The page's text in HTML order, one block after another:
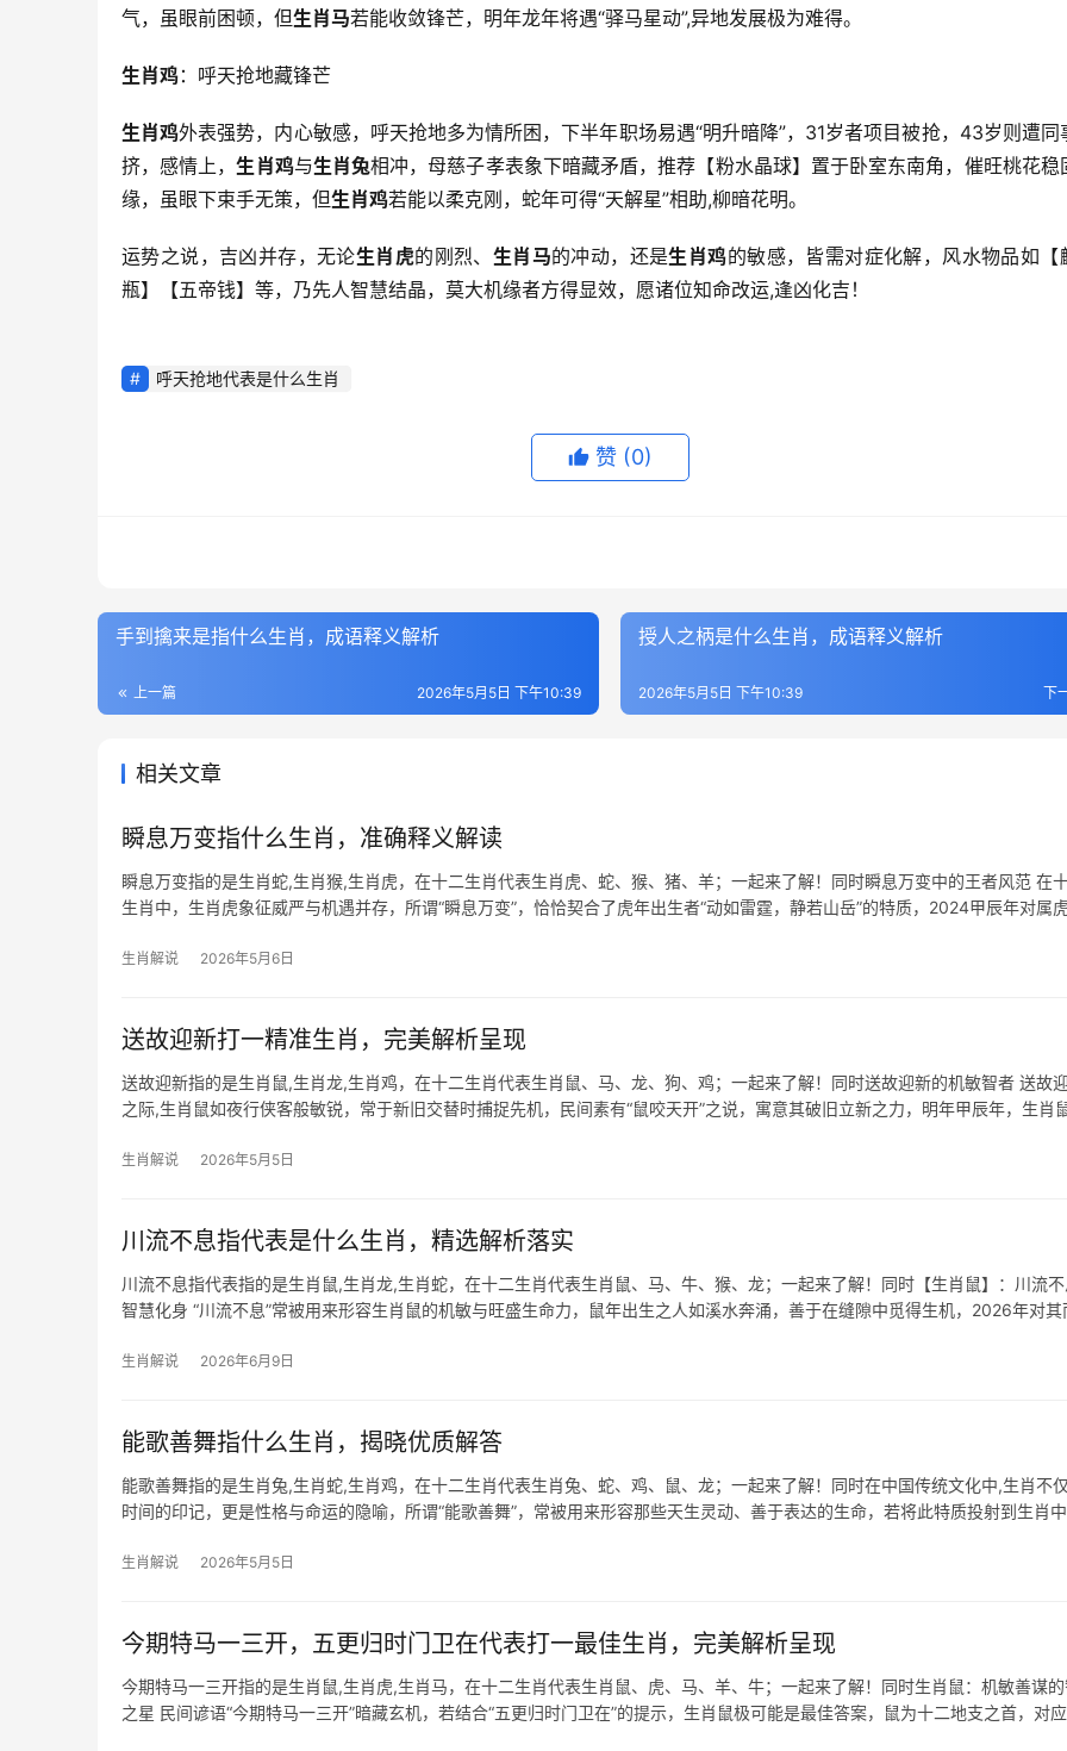
气，虽眼前困顿，但生肖马若能收敛锋芒，明年龙年将遇“驿马星动”,异地发展极为难得。
生肖鸡：呼天抢地藏锋芒
生肖鸡外表强势，内心敏感，呼天抢地多为情所困，下半年职场易遇“明升暗降”，31岁者项目被抢，43岁则遭同
挤，感情上，生肖鸡与生肖兔相冲，母慈子孝表象下暗藏矛盾，推荐【粉水晶球】置于卧室东南角，催旺桃花稳
缘，虽眼下束手无策，但生肖鸡若能以柔克刚，蛇年可得“天解星”相助,柳暗花明。
运势之说，吉凶并存，无论生肖虎的刚烈、 生肖马的冲动，还是生肖鸡的敏感，皆需对症化解，风水物品如【
瓶】【五帝钱】等，乃先人智慧结晶，莫大机缘者方得显效，愿诸位知命改运,逢凶化吉！
呼天抢地代表是什么生肖
赞 (0)
手到擒来是指什么生肖，成语释义解析
上一篇 2026年5月5日 下午10:39
授人之柄是什么生肖，成语释义解析
下
2026年5月5日 下午10:39
相关文章
瞬息万变指什么生肖，准确释义解读
瞬息万变指的是生肖蛇,生肖猴,生肖虎，在十二生肖代表生肖虎、蛇、猴、猪、羊；一起来了解！同时瞬息万变中的王者风范 在
生肖中，生肖虎象征威严与机遇并存，所谓“瞬息万变”，恰恰契合了虎年出生者“动如雷霆，静若山岳”的特质，2024甲辰年对属
生肖解说 2026年5月6日
送故迎新打一精准生肖，完美解析呈现
送故迎新指的是生肖鼠,生肖龙,生肖鸡，在十二生肖代表生肖鼠、马、龙、狗、鸡；一起来了解！同时送故迎新的机敏智者 送故
之际,生肖鼠如夜行侠客般敏锐，常于新旧交替时捕捉先机，民间素有“鼠咬天开”之说，寓意其破旧立新之力，明年甲辰年，生肖
生肖解说 2026年5月5日
川流不息指代表是什么生肖，精选解析落实
川流不息指代表指的是生肖鼠,生肖龙,生肖蛇，在十二生肖代表生肖鼠、马、牛、猴、龙；一起来了解！同时【生肖鼠】：川流
智慧化身 “川流不息”常被用来形容生肖鼠的机敏与旺盛生命力，鼠年出生之人如溪水奔涌，善于在缝隙中觅得生机，2026年对其
生肖解说 2026年6月9日
能歌善舞指什么生肖，揭晓优质解答
能歌善舞指的是生肖兔,生肖蛇,生肖鸡，在十二生肖代表生肖兔、蛇、鸡、鼠、龙；一起来了解！同时在中国传统文化中,生肖不
时间的印记，更是性格与命运的隐喻，所谓“能歌善舞”，常被用来形容那些天生灵动、善于表达的生命，若将此特质投射到生肖中
生肖解说 2026年5月5日
今期特马一三开，五更归时门卫在代表打一最佳生肖，完美解析呈现
今期特马一三开指的是生肖鼠,生肖虎,生肖马，在十二生肖代表生肖鼠、虎、马、羊、牛；一起来了解！同时生肖鼠：机敏善谋
之星 民间谚语“今期特马一三开”暗藏玄机，若结合“五更归时门卫在”的提示，生肖鼠极可能是最佳答案，鼠为十二地支之首，对应